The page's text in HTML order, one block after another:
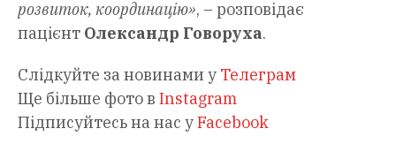
розвиток, координацію», – розповідає
пацієнт Олександр Говоруха.
Слідкуйте за новинами у Телеграм
Ще більше фото в Instagram
Підписуйтесь на нас уFacebook